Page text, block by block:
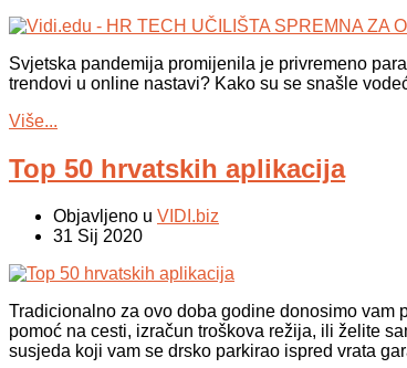
Svjetska pandemija promijenila je privremeno
trendovi u online nastavi? Kako su se snašle
Više...
Top 50 hrvatskih aplikacija
Objavljeno u VIDI.biz
31 Sij 2020
Tradicionalno za ovo doba godine donosimo vam
pomoć na cesti, izračun troškova režija, ili želite
susjeda koji vam se drsko parkirao ispred vrata